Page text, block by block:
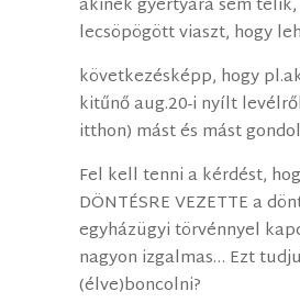
akinek gyertyára sem
lecsöpögött viaszt, hogy
következésképp, hogy
kitűnő aug.20-i nyílt
itthon) mást és mást
Fel kell tenni a kérdést,
DÖNTÉSRE VEZETTE a
egyházügyi törvénnyel
nagyon izgalmas… Ezt
(élve)boncolni?